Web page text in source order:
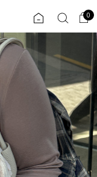
0
ENG
TW
회원혜택
COMMUNITY
0